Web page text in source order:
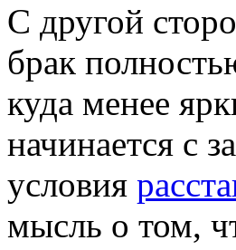
С другой
брак
куда менее
начинается с
условия
мысль о том,